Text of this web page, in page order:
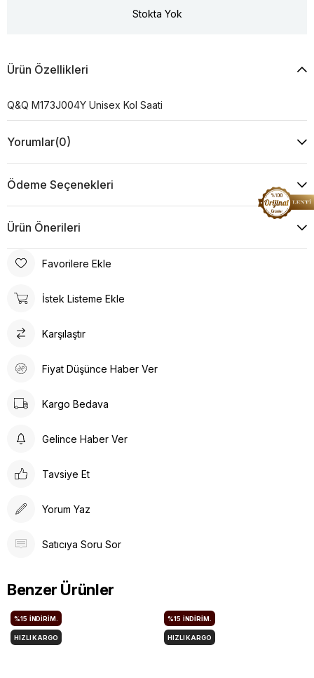
Stokta Yok
Ürün Özellikleri
Q&Q M173J004Y Unisex Kol Saati
Yorumlar(0)
Ödeme Seçenekleri
Ürün Önerileri
Favorilere Ekle
İstek Listeme Ekle
Karşılaştır
Fiyat Düşünce Haber Ver
Kargo Bedava
Gelince Haber Ver
Tavsiye Et
Yorum Yaz
Satıcıya Soru Sor
Benzer Ürünler
%15 İNDIRIM.
HIZLI KARGO
%15 İNDIRIM.
HIZLI KARGO